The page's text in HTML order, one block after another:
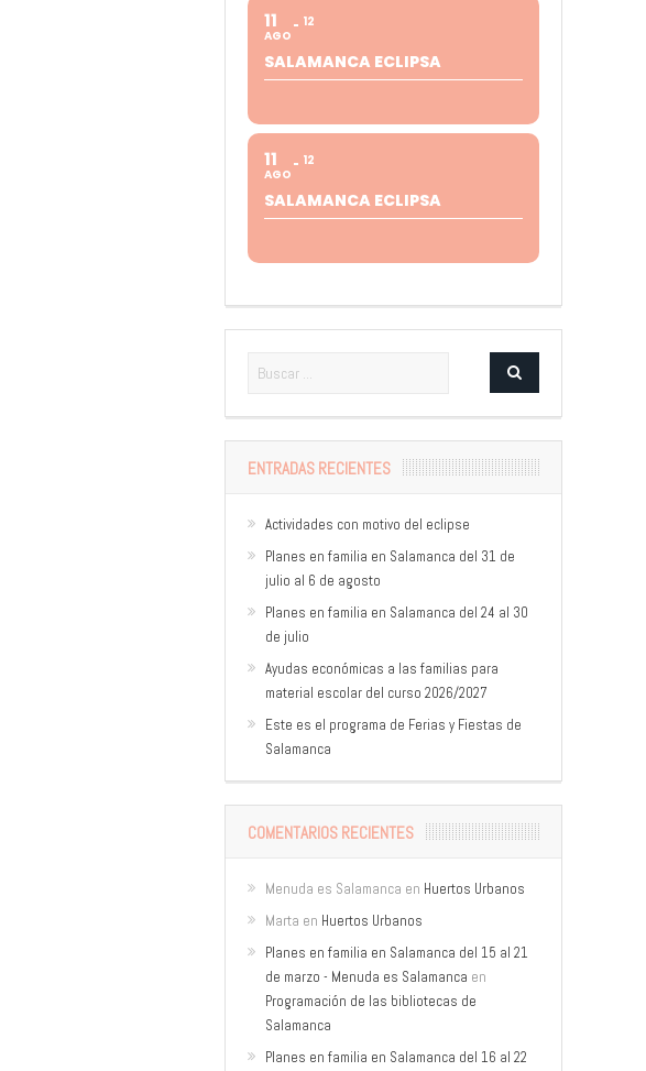
11
AGO
12
SALAMANCA ECLIPSA
11
AGO
12
SALAMANCA ECLIPSA
ENTRADAS RECIENTES
Actividades con motivo del eclipse
Planes en familia en Salamanca del 31 de
julio al 6 de agosto
Planes en familia en Salamanca del 24 al 30
de julio
Ayudas económicas a las familias para
material escolar del curso 2026/2027
Este es el programa de Ferias y Fiestas de
Salamanca
COMENTARIOS RECIENTES
Menuda es Salamanca en Huertos Urbanos
Marta en Huertos Urbanos
Planes en familia en Salamanca del 15 al 21
de marzo - Menuda es Salamanca en
Programación de las bibliotecas de
Salamanca
Planes en familia en Salamanca del 16 al 22